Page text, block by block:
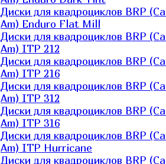
Диски для квадроциклов BRP
Am) Enduro Flat Mill
Диски для квадроциклов BRP
Am) ITP 212
Диски для квадроциклов BRP
Am) ITP 216
Диски для квадроциклов BRP
Am) ITP 312
Диски для квадроциклов BRP
Am) ITP 316
Диски для квадроциклов BRP
Am) ITP Hurricane
Диски для квадроциклов BRP